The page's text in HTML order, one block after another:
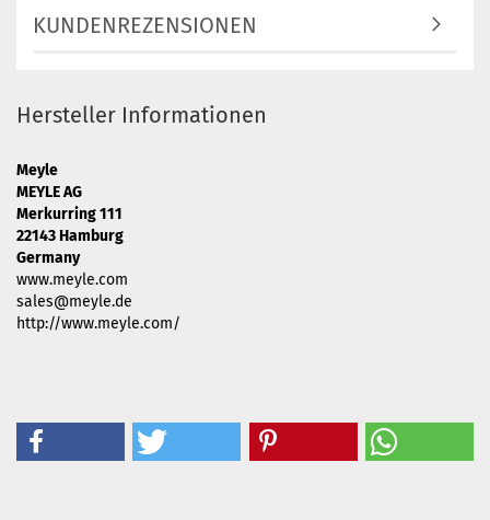
KUNDENREZENSIONEN
Hersteller Informationen
Meyle
MEYLE AG
Merkurring 111
22143 Hamburg
Germany
www.meyle.com
sales@meyle.de
http://www.meyle.com/